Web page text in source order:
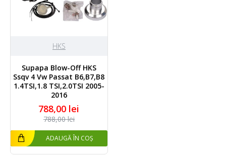
HKS
Supapa Blow-Off HKS
Ssqv 4 Vw Passat B6,B7,B8
1.4TSI,1.8 TSI,2.0TSI 2005-
2016
788,00 lei
788,00 lei
ADAUGĂ ÎN COȘ